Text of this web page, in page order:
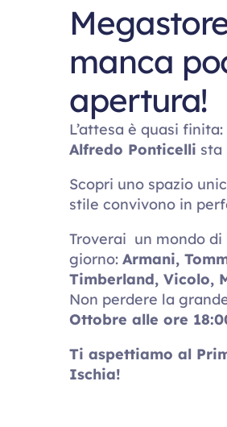
manca
apertura!
L’attesa è quasi
Alfredo Ponticelli sta
Scopri uno spazio
stile convivono in
Troverai un mondo
giorno:Armani,
Timberland, Vicolo,
Non perdere la
Ottobre alle ore
Ti aspettiamo al
Ischia!